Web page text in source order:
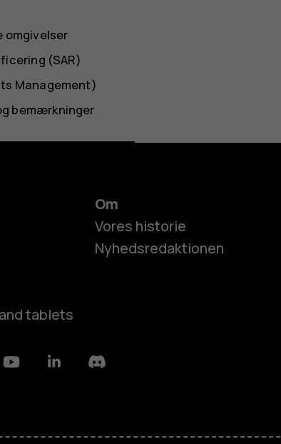
omgivelser
(SAR)
Management)
bemærkninger
tablets
Om
Vores historie
Nyhedsredaktionen
YoutubeLinkedinDiscord